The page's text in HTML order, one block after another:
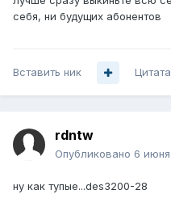
себя, ни будущих абонентов
Вставить ник Цитата
rdntw
Опубликовано 6
ну как тупые...des3200-28